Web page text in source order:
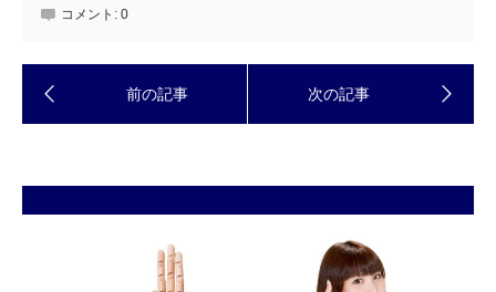
コメント: 0